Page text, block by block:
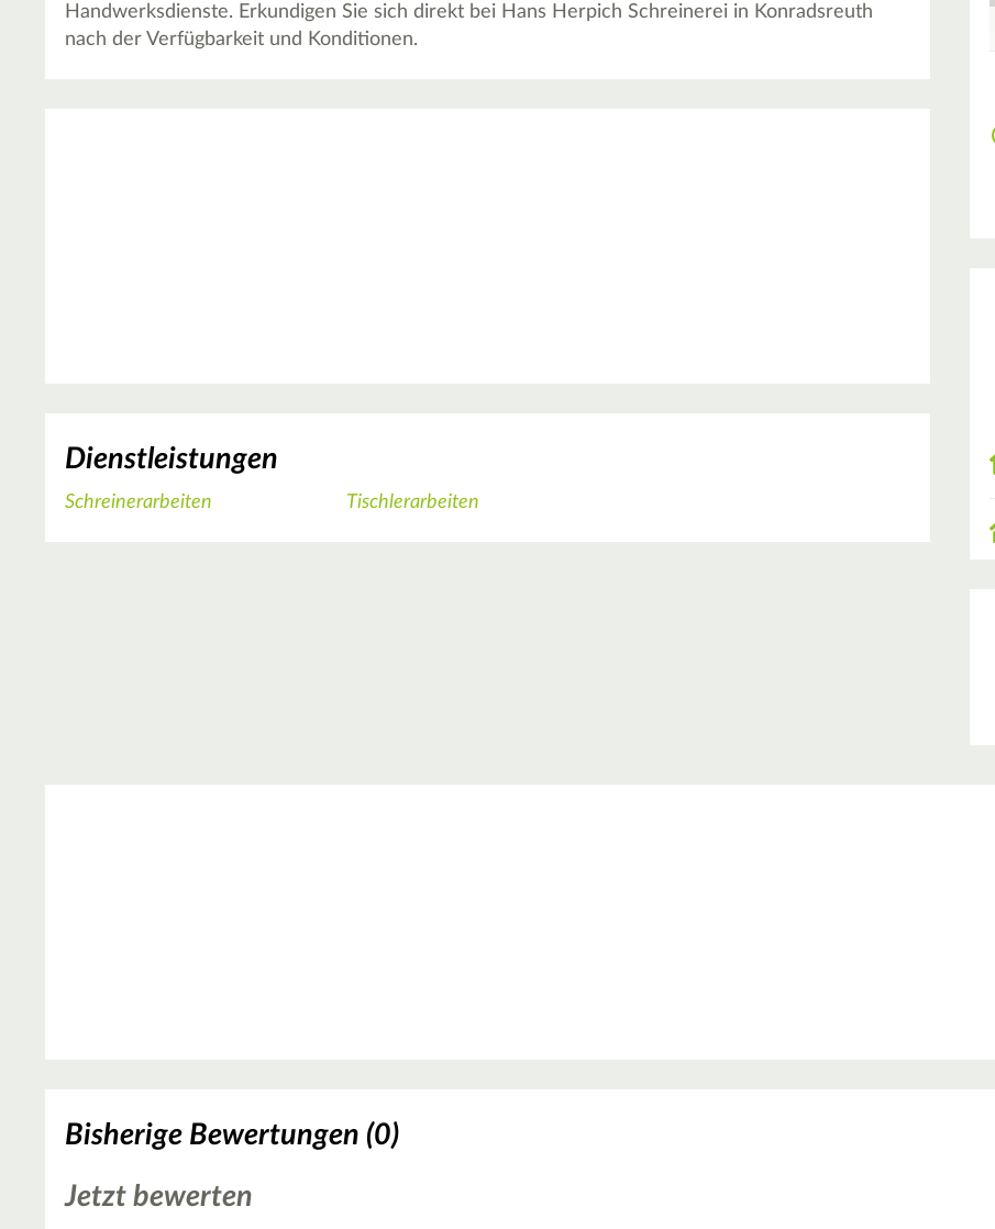
Handwerksdienste. Erkundigen Sie sich direkt bei Hans Herpich Schreinerei in Konradsreuth
nach der Verfügbarkeit und Konditionen.
Dienstleistungen
Schreinerarbeiten Tischlerarbeiten
Bisherige Bewertungen (0)
Jetzt bewerten